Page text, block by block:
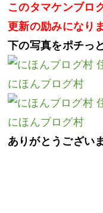
このタマケンブロ
更新の励みになり
下の写真をポチっ
にほんブログ村
にほんブログ村
ありがとうござい